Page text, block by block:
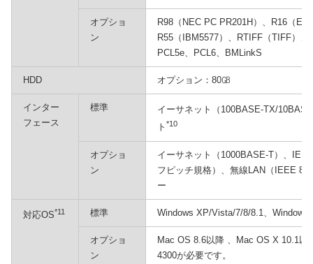
オプショ
ン
R98（NEC PC PR201H）、R16（
R55（IBM5577）、RTIFF（TIFF）
PCL5e、PCL6、BMLinkS
HDD オプション：80㎇
インター
フェース
標準
イーサネット（100BASE-TX/
ト *10
オプショ
ン
イーサネット（1000BASE-T）、
フピッチ規格）、無線LAN（IEEE
ー
対応OS*11 標準 Windows XP/Vista/7/8/8.1、Windows
オプショ
ン
Mac OS 8.6以降 、Mac OS X 10.1
4300が必要です。